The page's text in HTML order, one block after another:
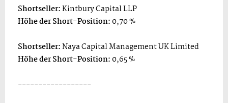
Shortseller:Kintbury Capital LLP
Höhe der Short-Position: 0,70 %
Shortseller:Naya Capital Management UK Limited
Höhe der Short-Position: 0,65 %
------------------